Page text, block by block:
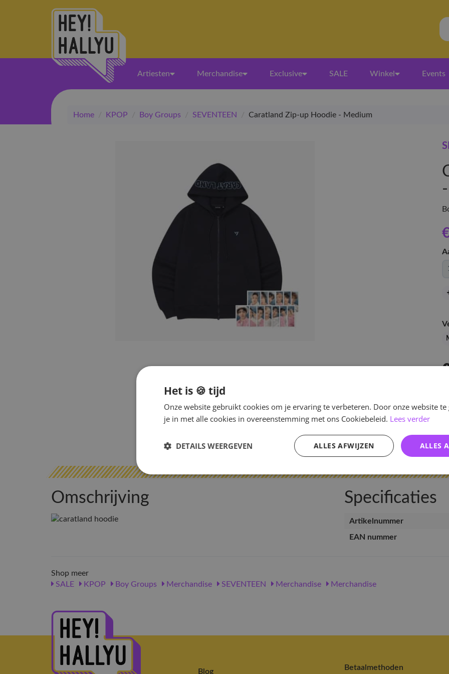
Artiesten Merchandise Exclusive SALE Winkel Events
Home / KPOP / Boy Groups / SEVENTEEN / Caratland Zip-up Hoodie - Medium
Omschrijving Specificaties
Artikelnummer
EAN nummer
Shop meer
SALE
KPOP Boy Groups Merchandise SEVENTEEN Merchandise Merchandise
Blog Betaalmethoden
Het is 🍪 tijd
Onze website gebruikt cookies om je ervaring te verbeteren. Door onze website
je in met alle cookies in overeenstemming met ons Cookiebeleid. Lees verder
ALLES
ALLES AFWIJZEN
DETAILS WEERGEVEN